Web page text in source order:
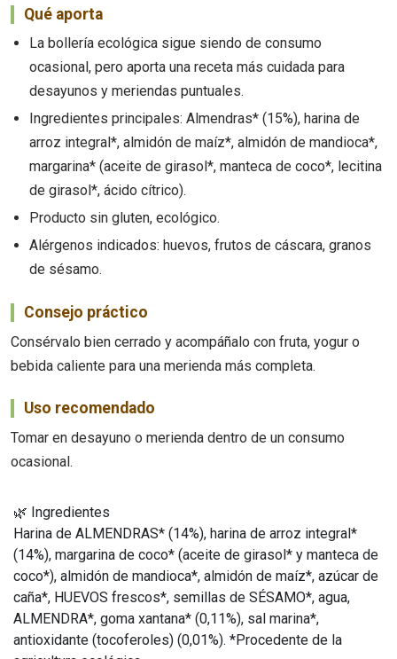
Qué aporta
La bollería ecológica sigue siendo de consumo
ocasional, pero aporta una receta más cuidada para
desayunos y meriendas puntuales.
Ingredientes principales: Almendras* (15%), harina de
arroz integral*, almidón de maíz*, almidón de mandioca*,
margarina* (aceite de girasol*, manteca de coco*, lecitina
de girasol*, ácido cítrico).
Producto sin gluten, ecológico.
Alérgenos indicados: huevos, frutos de cáscara, granos
de sésamo.
Consejo práctico
Consérvalo bien cerrado y acompáñalo con fruta, yogur o
bebida caliente para una merienda más completa.
Uso recomendado
Tomar en desayuno o merienda dentro de un consumo
ocasional.
🌿 Ingredientes
Harina de ALMENDRAS* (14%), harina de arroz integral*
(14%), margarina de coco* (aceite de girasol* y manteca de
coco*), almidón de mandioca*, almidón de maíz*, azúcar de
caña*, HUEVOS frescos*, semillas de SÉSAMO*, agua,
ALMENDRA*, goma xantana* (0,11%), sal marina*,
antioxidante (tocoferoles) (0,01%). *Procedente de la